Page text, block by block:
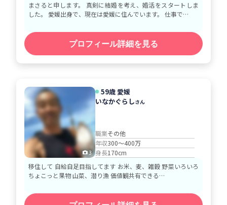
まさると申します。 真剣に結婚を考え、婚活をスタートしま
した。 愛媛出身で、現在は愛媛に住んでいます。 仕事で…
プロフィール詳細を見る
3
59歳 愛媛
いなかぐらしさん
職業その他
年収300～400万
身長170cm
移住して 自給自足目指してます お米、麦、雑穀 野菜いろいろ
ちょこっと果物 山菜、潜り漁 価値観共有できる…